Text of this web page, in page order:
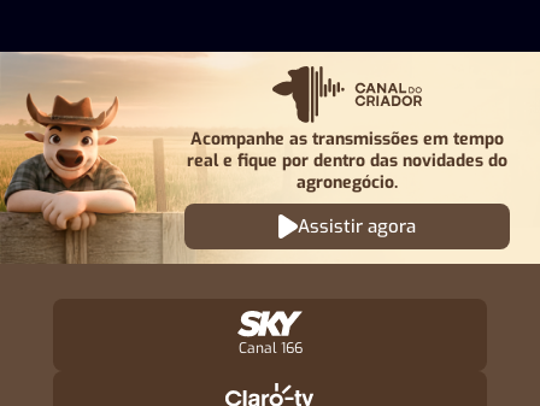
Acompanhe as transmissões em tempo
real e fique pordentro das novidades do
agronegócio.
Assistir agora
Canal 166